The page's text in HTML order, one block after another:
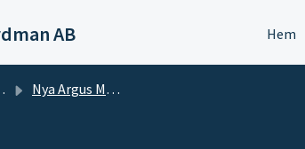
AB Hem
Nya Argus Manualer